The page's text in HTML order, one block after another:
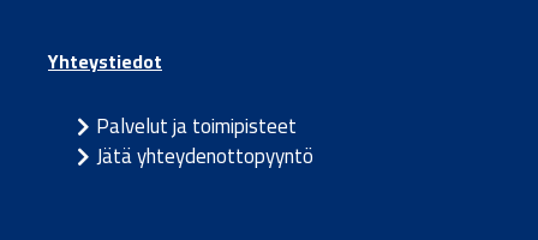
Yhteystiedot
Palvelut ja toimipisteet
Jätä yhteydenottopyyntö